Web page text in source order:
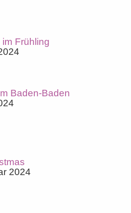
Frühling
Baden-Baden
2024